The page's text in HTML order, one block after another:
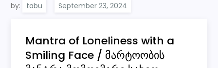
by: tabu
Mantra of Loneliness with a
Smiling Face / მარტოობის